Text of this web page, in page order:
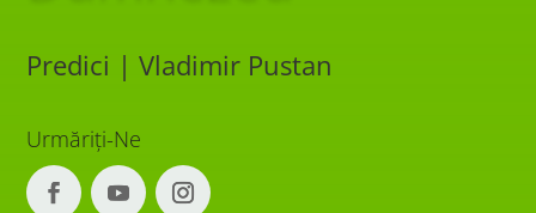
Predici | Vladimir Pustan
Urmăriți-Ne